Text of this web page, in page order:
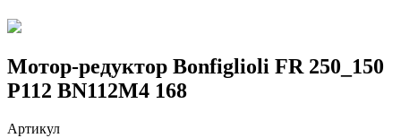
Мотор-редуктор Bonfiglioli FR 250_150
P112 BN112M4 168
Артикул